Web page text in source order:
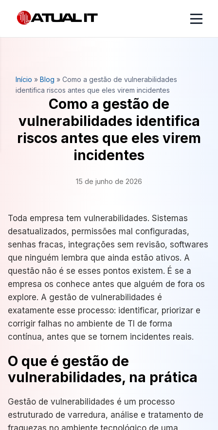
Início » Blog » Como a gestão de vulnerabilidades
identifica riscos antes que eles virem incidentes
Como a gestão de
vulnerabilidades identifica
riscos antes que eles virem
incidentes
15 de junho de 2026
Toda empresa tem vulnerabilidades. Sistemas
desatualizados, permissões mal configuradas,
senhas fracas, integrações sem revisão, softwares
que ninguém lembra que ainda estão ativos. A
questão não é se esses pontos existem. É se a
empresa os conhece antes que alguém de fora os
explore. A gestão de vulnerabilidades é
exatamente esse processo: identificar, priorizar e
corrigir falhas no ambiente de TI de forma
contínua, antes que se tornem incidentes reais.
O que é gestão de
vulnerabilidades, na prática
Gestão de vulnerabilidades é um processo
estruturado de varredura, análise e tratamento de
fraquezas no ambiente tecnológico de uma